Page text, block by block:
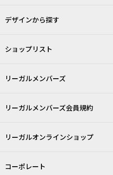
デザインから探す
ショップリスト
リーガルメンバーズ
リーガルメンバーズ会員規約
リーガルオンラインショップ
コーポレート